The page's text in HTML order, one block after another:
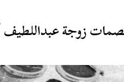
زوجة عبداللطيف